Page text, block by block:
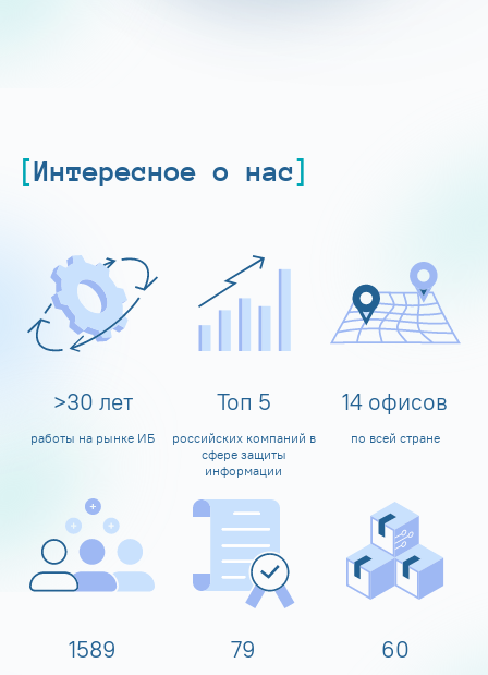
Интересное о нас
>30 лет
работы на рынке ИБ
Топ 5
российских компаний в
сфере защиты
информации
14 офисов
по всей стране
1600 80 60